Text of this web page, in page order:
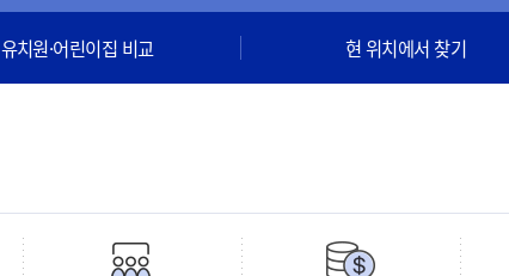
유치원·어린이집 비교 현 위치에서 찾기